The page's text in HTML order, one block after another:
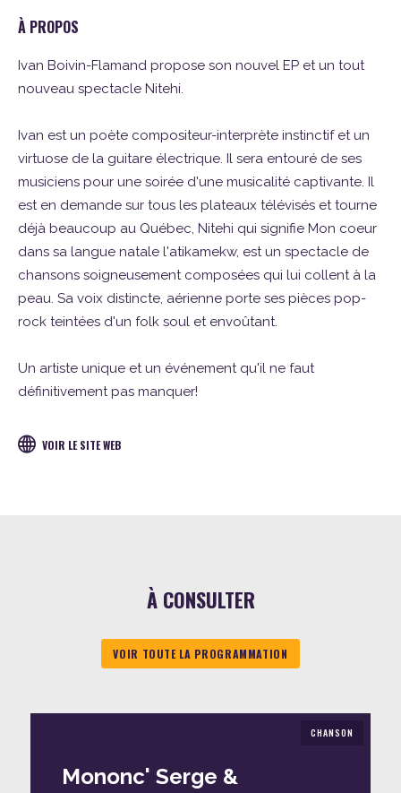
À PROPOS
Ivan Boivin-Flamand propose son nouvel EP et un tout
nouveau spectacle Nitehi.
Ivan est un poète compositeur-interprète instinctif et un
virtuose de la guitare électrique. Il sera entouré de ses
musiciens pour une soirée d'une musicalité captivante. Il
est en demande sur tous les plateaux télévisés et tourne
déjà beaucoup au Québec, Nitehi qui signifie Mon coeur
dans sa langue natale l'atikamekw, est un spectacle de
chansons soigneusement composées qui lui collent à la
peau. Sa voix distincte, aérienne porte ses pièces pop-
rock teintées d'un folk soul et envoûtant.
Un artiste unique et un événement qu'il ne faut
définitivement pas manquer!
VOIR LE SITE WEB
À CONSULTER
VOIR TOUTE LA PROGRAMMATION
CHANSON
Mononc' Serge &